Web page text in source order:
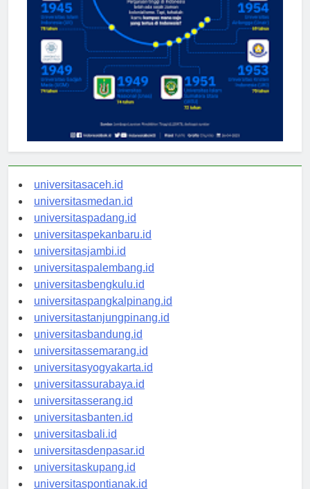
universitasaceh.id
universitasmedan.id
universitaspadang.id
universitaspekanbaru.id
universitasjambi.id
universitaspalembang.id
universitasbengkulu.id
universitaspangkalpinang.id
universitastanjungpinang.id
universitasbandung.id
universitassemarang.id
universitasyogyakarta.id
universitassurabaya.id
universitasserang.id
universitasbanten.id
universitasbali.id
universitasdenpasar.id
universitaskupang.id